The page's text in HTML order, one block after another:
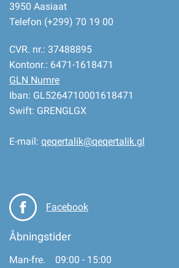
3950 Aasiaat
Telefon (+299) 70 19 00
CVR. nr.: 37488895
Kontonr.: 6471-1618471
GLN Numre
Iban: GL5264710001618471
Swift: GRENGLGX
E-mail: qeqertalik@qeqertalik.gl
Facebook
Åbningstider
Man-fre. 09:00 - 15:00